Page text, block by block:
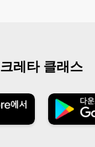
크레타 클래스